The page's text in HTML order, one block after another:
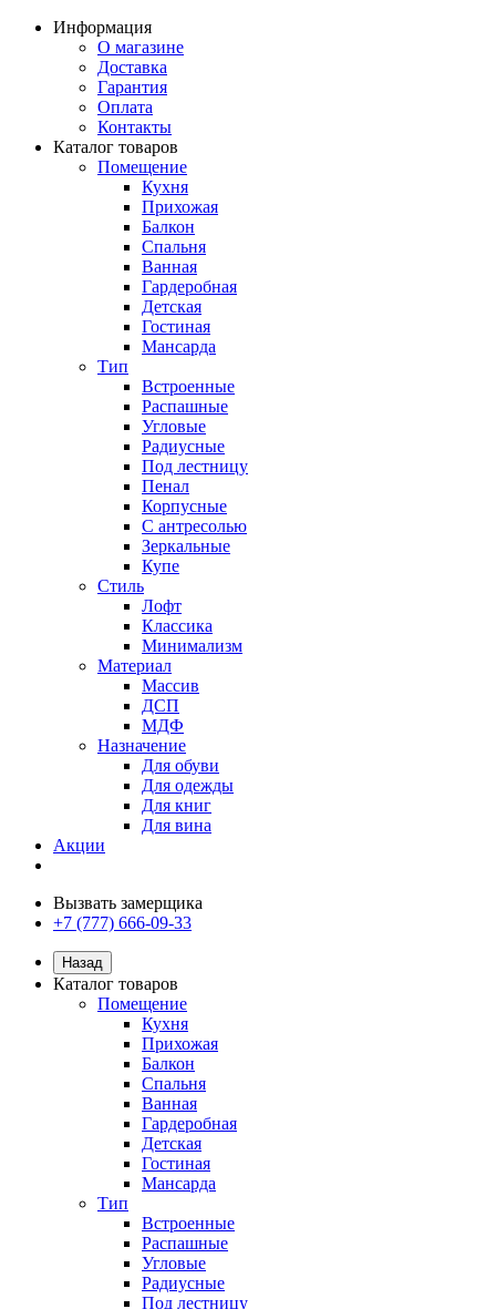
Информация
О магазине
Доставка
Гарантия
Оплата
Контакты
Каталог товаров
Помещение
Кухня
Прихожая
Балкон
Спальня
Ванная
Гардеробная
Детская
Гостиная
Мансарда
Тип
Встроенные
Распашные
Угловые
Радиусные
Под лестницу
Пенал
Корпусные
С антресолью
Зеркальные
Купе
Стиль
Лофт
Классика
Минимализм
Материал
Массив
ДСП
МДФ
Назначение
Для обуви
Для одежды
Для книг
Для вина
Акции
Вызвать замерщика
+7 (777) 666-09-33
Назад
Каталог товаров
Помещение
Кухня
Прихожая
Балкон
Спальня
Ванная
Гардеробная
Детская
Гостиная
Мансарда
Тип
Встроенные
Распашные
Угловые
Радиусные
Под лестницу